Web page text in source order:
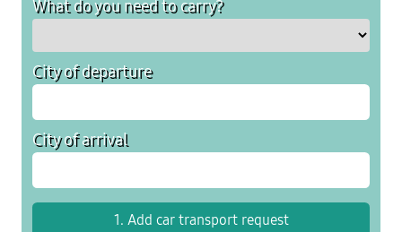
What do you need to carry?
City of departure
City of arrival